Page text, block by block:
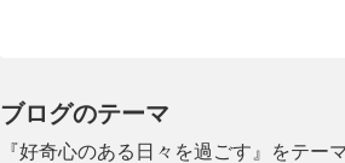
ブログのテーマ
『好奇心のある日々を過ごす』をテー